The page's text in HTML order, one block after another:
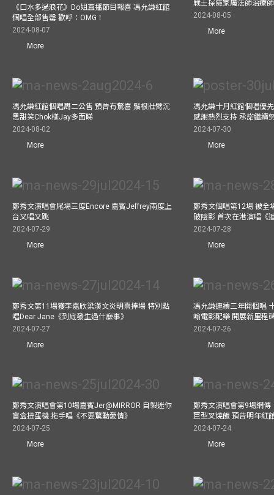
《口水多過浪花》Do姐直播節目報喜 馮允謙紅館
個唱全部售罄 歡呼：OMG！
2024-08-07
More
戰士探險家魔法師治療
2024-08-05
More
馮允謙紅館個唱周二公售 預告有驚喜 鬚根壯臂沉
思甜笑Chok樣Jay多面睇
2024-08-02
More
馮允謙十月紅館個唱優
感謝熱烈支持 承諾繼續
2024-07-30
More
鄭秀文演唱會尾場三度Encore 嘉賓Jeffrey兩度上
台又唱又跳
2024-07-29
More
鄭秀文個唱第12場 被全
破陰影 首次在港演唱《
2024-07-28
More
鄭秀文第11場獲李嘉欣梁漢文炎明熹捧場 特別點
唱Dear Jane《到底發生過什麼事》
2024-07-27
More
馮允謙連續三年開個唱
喻電影配樂 開展新里程
2024-07-26
More
鄭秀文演唱會第10場嘉賓Jer@MIRROR 自製迷你
盲盒扭蛋機 拖手唱《不要驚動愛情》
2024-07-25
More
鄭秀文演唱會第9場網傳
巨型叉燒飯 預告明年紅
2024-07-24
More